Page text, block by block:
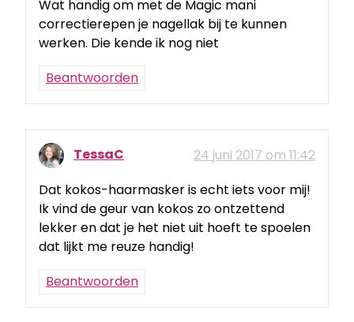
Wat handig om met de Magic mani
correctierepen je nagellak bij te kunnen
werken. Die kende ik nog niet
Beantwoorden
TessaC
24 juni 2017 om 11:42
Dat kokos-haarmasker is echt iets voor mij!
Ik vind de geur van kokos zo ontzettend
lekker en dat je het niet uit hoeft te spoelen
dat lijkt me reuze handig!
Beantwoorden